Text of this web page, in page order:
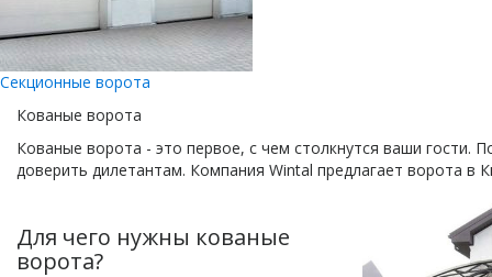
Секционные ворота
Кованые ворота
Кованые ворота - это первое, с чем столкнутся ваши гости.
доверить дилетантам. Компания Wintal предлагает ворота в
Для чего нужны кованые
ворота?